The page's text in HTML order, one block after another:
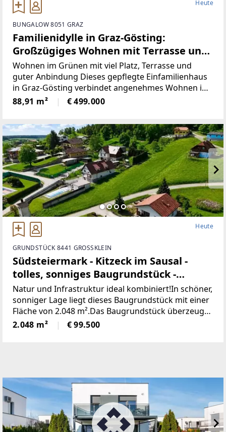
Heute
BUNGALOW 8051 GRAZ
Familienidylle in Graz-Gösting:
Großzügiges Wohnen mit Terrasse und
Erweiterungspotenzial
Wohnen im Grünen mit viel Platz, Terrasse und
guter Anbindung Dieses gepflegte Einfamilienhaus
in Graz-Gösting verbindet angenehmes Wohnen im
Grünen mit einer guten Erreichbarkeit des Grazer
Stadtgebietes. Umgeben von bewaldeten Hügeln
88,91 m² € 499.000
Heute
GRUNDSTÜCK 8441 GROSSKLEIN
Südsteiermark - Kitzeck im Sausal -
tolles, sonniges Baugrundstück -
vielseitig bebaubar!
Natur und Infrastruktur ideal kombiniert!In schöner,
sonniger Lage liegt dieses Baugrundstück mit einer
Fläche von 2.048 m².Das Baugrundstück überzeugt
durch seine sonnige Ausrichtung, die schöne
Umgebung und die Möglichkeit einer offenen
2.048 m² € 99.500